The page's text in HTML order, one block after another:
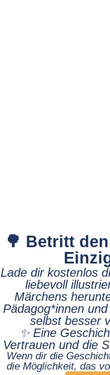
🌳 Betritt
Lade dir kostenlos
liebevoll
Märchens
Pädagog*innen
selbst besser
✨ Eine
Vertrauen und die
Wenn dir die
die Möglichkeit, das